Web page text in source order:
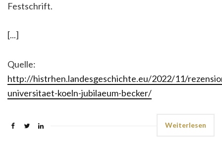
Festschrift.
[...]
Quelle:
http://histrhen.landesgeschichte.eu/2022/11/
universitaet-koeln-jubilaeum-becker/
Weiterlesen